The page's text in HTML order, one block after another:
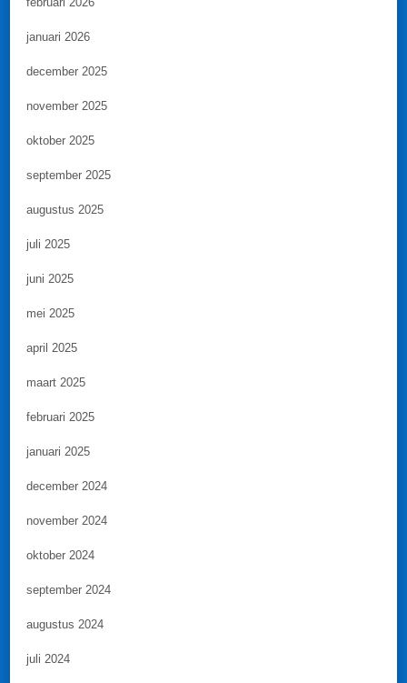
januari 2026
december 2025
november 2025
oktober 2025
september 2025
augustus 2025
juli 2025
juni 2025
mei 2025
april 2025
maart 2025
februari 2025
januari 2025
december 2024
november 2024
oktober 2024
september 2024
augustus 2024
juli 2024